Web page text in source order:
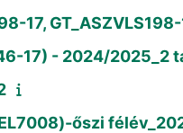
17,
17) - 2024/2025_2
őszi